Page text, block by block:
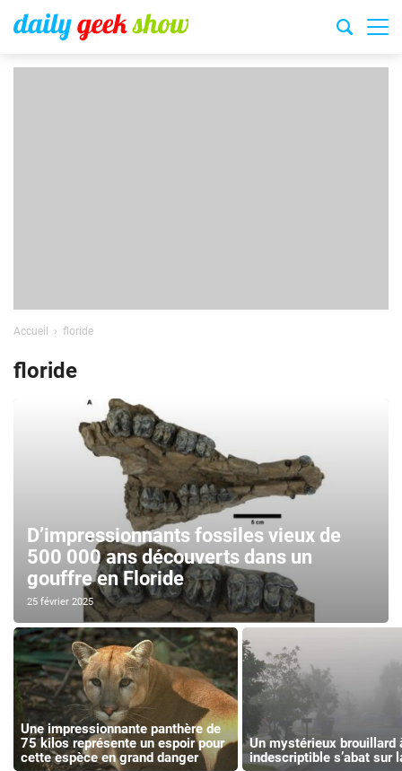
Accueil floride
floride
D’impressionnants fossiles vieux de
500 000 ans découverts dans un
gouffre en Floride
25 février 2025
Une impressionnante panthère de
75 kilos représente un espoir pour
cette espèce en grand danger
Un mystérieux brouillard
indescriptible s’abat sur